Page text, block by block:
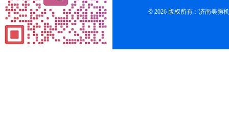
© 2026 版权所有：济南美腾